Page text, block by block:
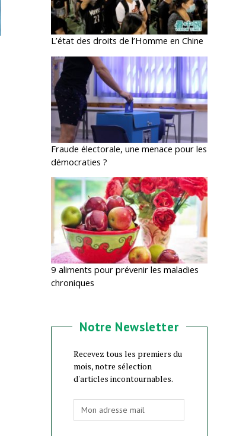
L’état des droits de l’Homme en Chine
Fraude électorale, une menace pour les
démocraties ?
9 aliments pour prévenir les maladies
chroniques
Notre Newsletter
Recevez tous les premiers du
mois, notre sélection
d'articles incontournables.